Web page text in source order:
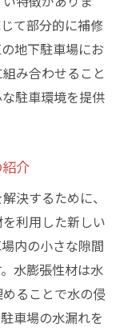
て部分的に補修
地下駐車場にお
み合わせること
駐車環境を提供
介
決するために、
利用した新しい
内の小さな隙間
水膨張性材は水
ることで水の侵
車場の水漏れを